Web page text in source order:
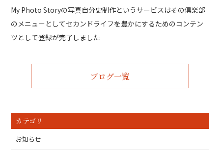
My Photo Storyの写真自分史制作というサービスはその倶楽部
のメニューとしてセカンドライフを豊かにするためのコンテン
ツとして登録が完了しました
ブログ一覧
カテゴリ
お知らせ